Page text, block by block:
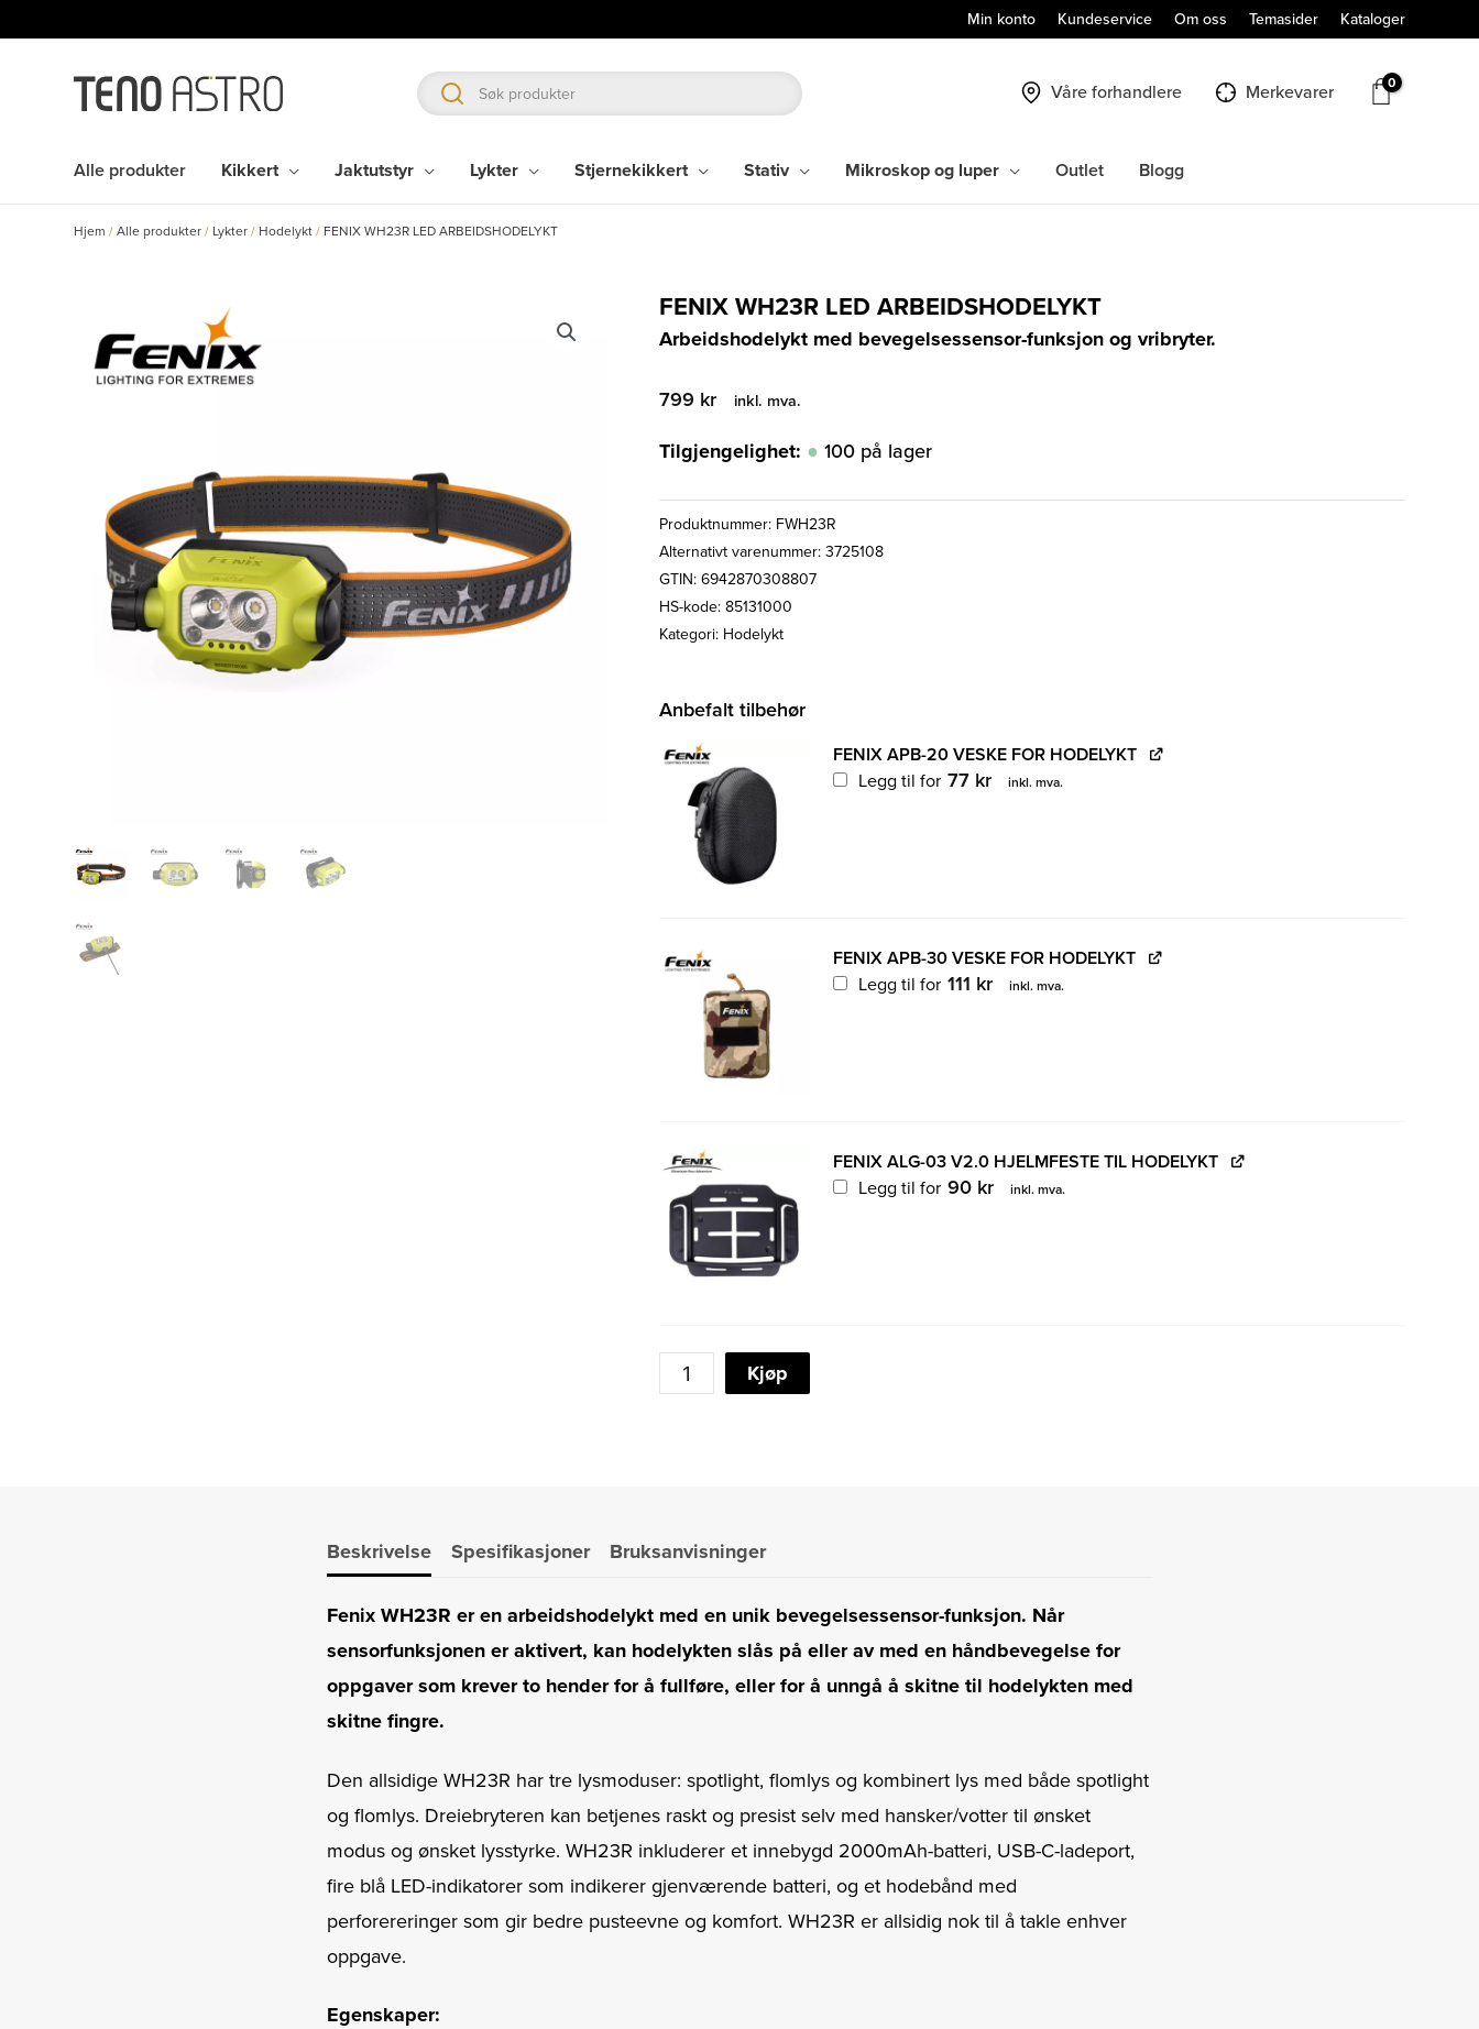
rett
Min konto Kundeservice Om oss Temasider Kataloger
Våre forhandlere Merkevarer
Alle produkter Kikkert Jaktutstyr Lykter Stjernekikkert Stativ Mikroskop og luper Outlet Blogg
Hjem /Alle produkter / Lykter / Hodelykt / FENIX WH23R LED ARBEIDSHODELYKT
FENIX WH23R LED ARBEIDSHODELYKT
Arbeidshodelykt med bevegelsessensor-funksjon og vribryter.
799 kr inkl. mva.
Tilgjengelighet: 100 på lager
Produktnummer: FWH23R
Alternativt varenummer: 3725108
GTIN: 6942870308807
HS-kode: 85131000
Kategori: Hodelykt
Anbefalt tilbehør
FENIX APB-20 VESKE FOR HODELYKT
Legg til for 77 kr inkl. mva.
FENIX APB-30 VESKE FOR HODELYKT
Legg til for 111 kr inkl. mva.
FENIX ALG-03 V2.0 HJELMFESTE TIL HODELYKT
Legg til for 90 kr inkl. mva.
FENIX
WH23R
Kjøp
Beskrivelse Spesifikasjoner Bruksanvisninger
Fenix ​​WH23R er en arbeidshodelykt med en unik bevegelsessensor-funksjon. Når
sensorfunksjonen er aktivert, kan hodelykten slås på eller av med en håndbevegelse for
oppgaver som krever to hender for å fullføre, eller for å unngå å skitne til hodelykten med
skitne fingre.
Den allsidige WH23R har tre lysmoduser: spotlight, flomlys og kombinert lys med både spotlight
og flomlys. Dreiebryteren kan betjenes raskt og presist selv med hansker/votter til ønsket
modus og ønsket lysstyrke. WH23R inkluderer et innebygd 2000mAh-batteri, USB-C-ladeport,
fire blå LED-indikatorer som indikerer gjenværende batteri, og et hodebånd med
perforereringer som gir bedre pusteevne og komfort. WH23R er allsidig nok til å takle enhver
oppgave.
Egenskaper: